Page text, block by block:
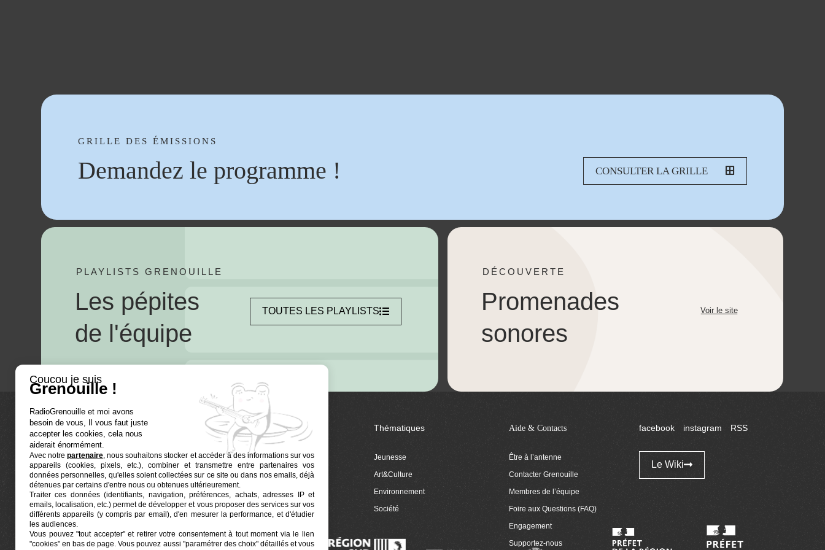
GRILLE DES ÉMISSIONS
Demandez le programme ! CONSULTER LA GRILLE
PLAYLISTS GRENOUILLE
Les pépites
de l'équipe
TOUTES LES PLAYLISTS
DÉCOUVERTE
Promenades
sonores
Voir le site
Euphonia est le partenaire producteur de Radio
Grenouille, radio associative marseillaise.
Locaux situés à la Friche Belle de Mai
41, rue Jobin — 13003 Marseille
La radio
Ré-écouter
Actualités
Programmation
Grenouille Euphonia
Thématiques
Jeunesse
Art&Culture
Environnement
Société
Aide & Contacts
Être à l’antenne
Contacter Grenouille
Membres de l’équipe
Foire aux Questions (FAQ)
Engagement
Supportez-nous
facebook instagram RSS
Le Wiki
Coucou je suis
Grenouille !
RadioGrenouille et moi avons
besoin de vous, Il vous faut juste
accepter les cookies, cela nous
aiderait énormément.
Avec notrepartenaire, nous souhaitons stocker et accéder à des informations sur vos
appareils (cookies, pixels, etc.), combiner et transmettre entre partenaires vos
données personnelles, qu'elles soient collectées sur ce site ou dans nos emails, déjà
détenues par certains d'entre nous ou obtenues ultérieurement.
Traiter ces données (identifiants, navigation, préférences, achats, adresses IP et
emails, localisation, etc.) permet de développer et vous proposer des services sur vos
différents appareils (y compris par email), d'en mesurer la performance, et d'étudier
les audiences.
Vous pouvez "tout accepter" et retirer votre consentement à tout moment via le lien
"cookies" en bas de page. Vous pouvez aussi "paramétrer des choix" détaillés et vous